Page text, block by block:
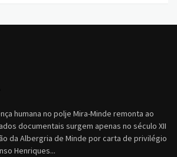
humana no polje Mira-Minde remonta ao
documentais surgem apenas no século XII
da Albergria de Minde por carta de privilégio
Henriques...